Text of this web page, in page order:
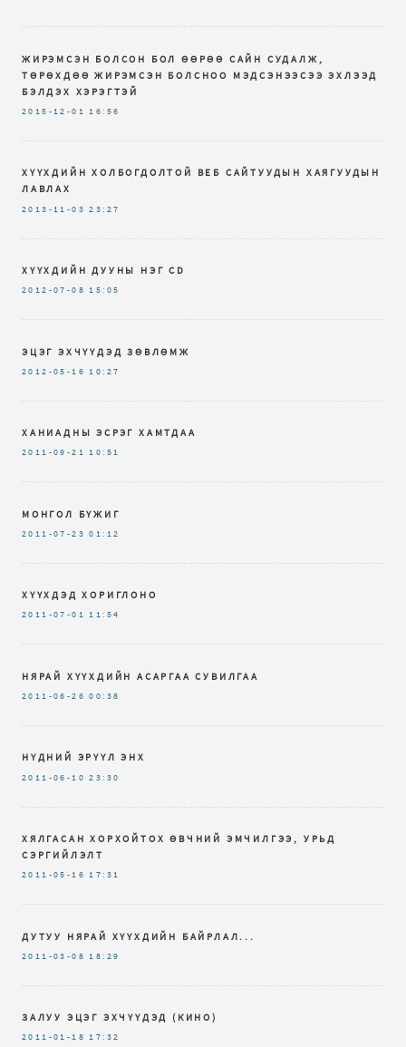
ЖИРЭМСЭН БОЛСОН БОЛ ӨӨРӨӨ САЙН СУДАЛЖ,
ТӨРӨХДӨӨ ЖИРЭМСЭН БОЛСНОО МЭДСЭНЭЭСЭЭ ЭХЛЭЭД
БЭЛДЭХ ХЭРЭГТЭЙ
2015-12-01 16:56
ХҮҮХДИЙН ХОЛБОГДОЛТОЙ ВЕБ САЙТУУДЫН ХАЯГУУДЫН
ЛАВЛАХ
2013-11-03 23:27
ХҮҮХДИЙН ДУУНЫ НЭГ CD
2012-07-08 15:05
ЭЦЭГ ЭХЧҮҮДЭД ЗӨВЛӨМЖ
2012-05-16 10:27
ХАНИАДНЫ ЭСРЭГ ХАМТДАА
2011-09-21 10:51
МОНГОЛ БҮЖИГ
2011-07-23 01:12
ХҮҮХДЭД ХОРИГЛОНО
2011-07-01 11:54
НЯРАЙ ХҮҮХДИЙН АСАРГАА СУВИЛГАА
2011-06-26 00:38
НҮДНИЙ ЭРҮҮЛ ЭНХ
2011-06-10 23:30
ХЯЛГАСАН ХОРХОЙТОХ ӨВЧНИЙ ЭМЧИЛГЭЭ, УРЬД
СЭРГИЙЛЭЛТ
2011-05-16 17:31
ДУТУУ НЯРАЙ ХҮҮХДИЙН БАЙРЛАЛ...
2011-03-08 18:29
ЗАЛУУ ЭЦЭГ ЭХЧҮҮДЭД (КИНО)
2011-01-18 17:32